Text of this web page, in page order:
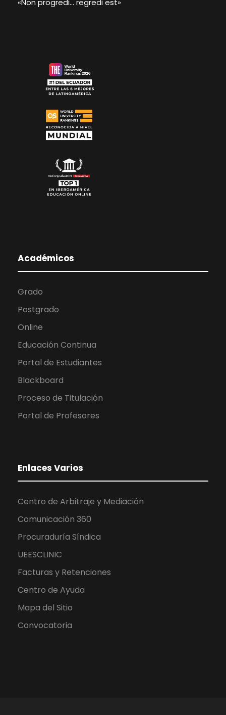
«Non progredi… regredi est»
Académicos
Grado
Postgrado
Online
Educación Continua
Portal de Estudiantes
Blackboard
Proceso de Titulación
Portal de Profesores
Enlaces Varios
Centro de Arbitraje y Mediación
Comunicación 360
Procuraduría Síndica
UEESCLINIC
Facturas y Retenciones
Centro de Ayuda
Mapa del Sitio
Convocatoria